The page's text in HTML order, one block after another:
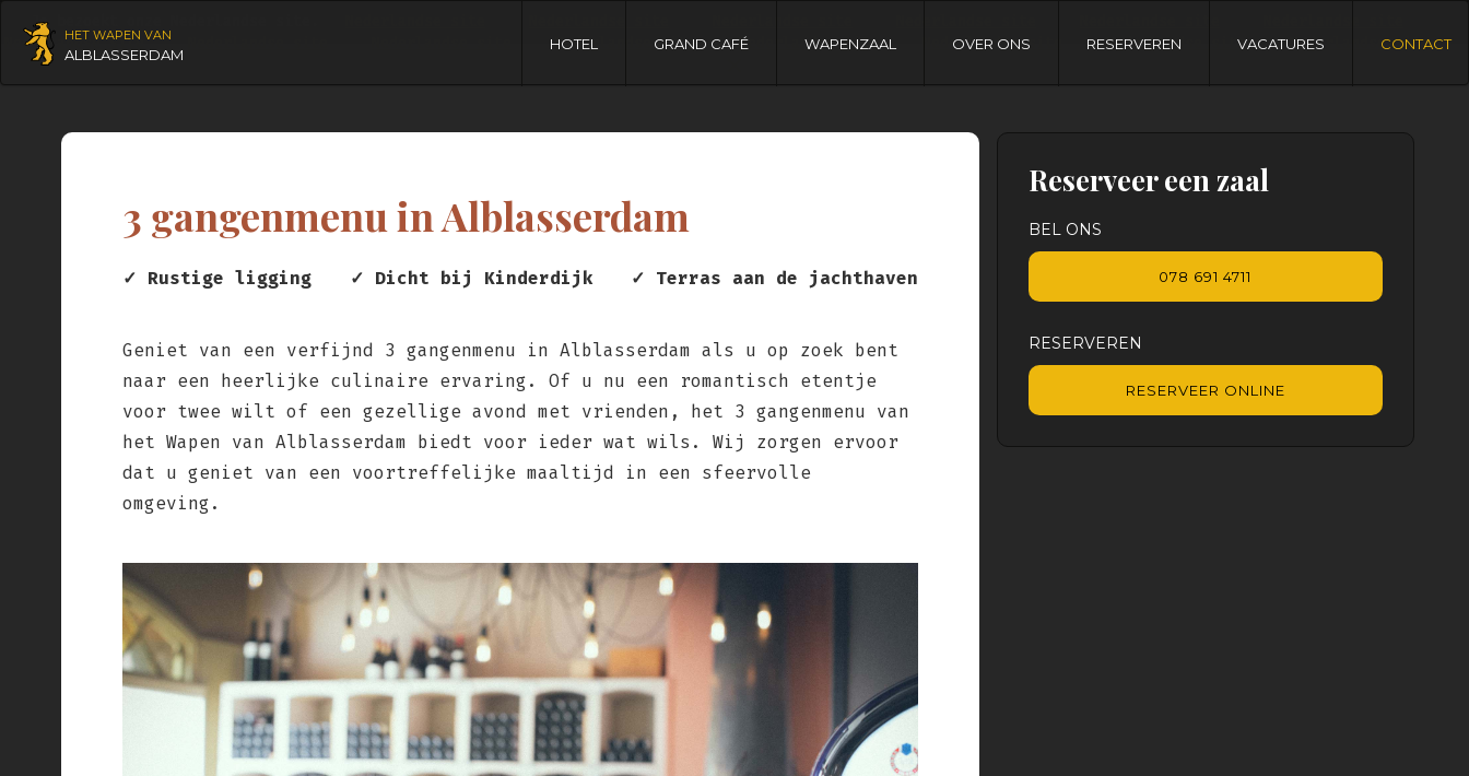
Je bezoekt onze Nederlandse site.
Nederlandse site
Nederlandse site Nederlandse site Nederlandse site Nederlandse site Nederlandse site
HET WAPEN VAN
ALBLASSERDAM
HOTEL GRAND CAFÉ WAPENZAAL OVER ONS RESERVEREN VACATURES CONTACT
3 gangenmenu in Alblasserdam
✓ Rustige ligging ✓ Dicht bij Kinderdijk ✓ Terras aan de jachthaven
Geniet van een verfijnd 3 gangenmenu in Alblasserdam als u op zoek bent
naar een heerlijke culinaire ervaring. Of u nu een romantisch etentje
voor twee wilt of een gezellige avond met vrienden, het 3 gangenmenu van
het Wapen van Alblasserdam biedt voor ieder wat wils. Wij zorgen ervoor
dat u geniet van een voortreffelijke maaltijd in een sfeervolle
omgeving.
Reserveer een zaal
BEL ONS
078 691 4711
RESERVEREN
RESERVEER ONLINE